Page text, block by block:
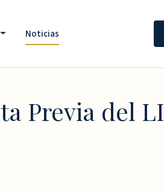
Noticias
Previa del LI